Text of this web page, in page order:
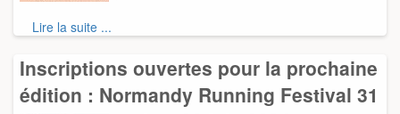
Lire la suite ...
Inscriptions ouvertes pour la prochaine
édition : Normandy Running Festival 31